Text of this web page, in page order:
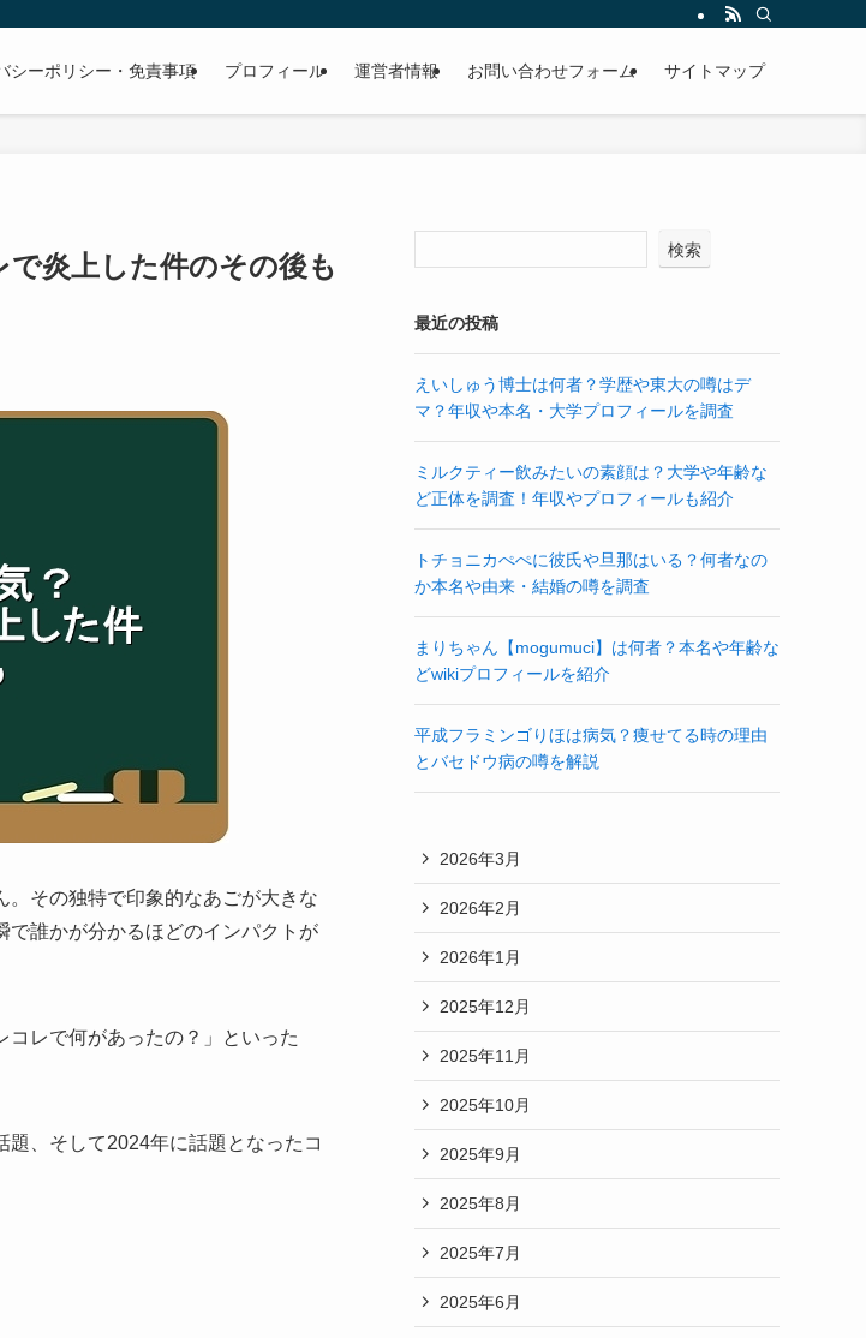
シーポリシー・免責事項 プロフィール 運営者情報 お問い合わせフォーム サイトマップ
炎上した件のその後も
その独特で印象的なあごが大きな
で誰かが分かるほどのインパクトが
レで何があったの？」といった
、そして2024年に話題となったコ
検索
最近の投稿
えいしゅう博士は何者？学歴や東大の噂はデ
マ？年収や本名・大学プロフィールを調査
ミルクティー飲みたいの素顔は？大学や年齢な
ど正体を調査！年収やプロフィールも紹介
トチョニカぺぺに彼氏や旦那はいる？何者なの
か本名や由来・結婚の噂を調査
まりちゃん【mogumuci】は何者？本名や年齢な
どwikiプロフィールを紹介
平成フラミンゴりほは病気？痩せてる時の理由
とバセドウ病の噂を解説
2026年3月
2026年2月
2026年1月
2025年12月
2025年11月
2025年10月
2025年9月
2025年8月
2025年7月
2025年6月